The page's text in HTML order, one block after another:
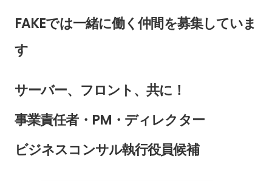
FAKEでは一緒に働く仲間を募集していま
す
サーバー、フロント、共に！
事業責任者・PM・ディレクター
ビジネスコンサル執行役員候補